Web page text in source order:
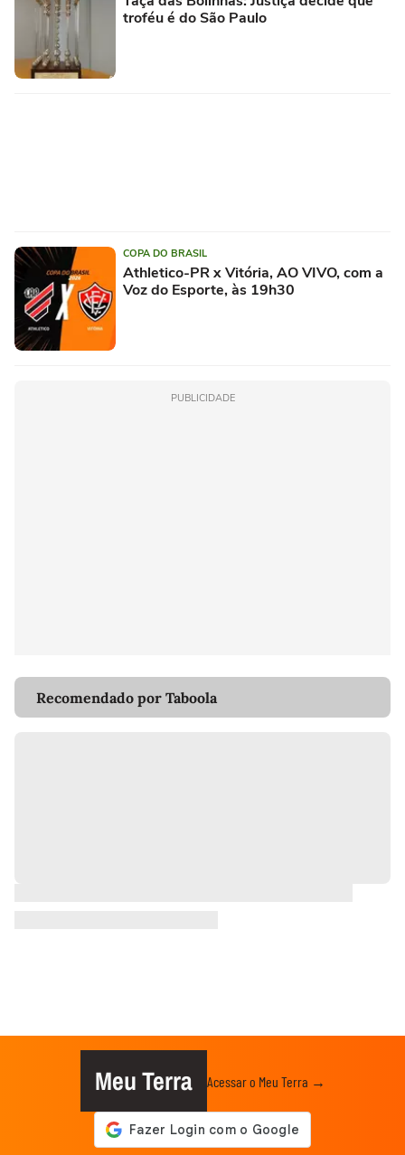
troféu é do São Paulo
COPA DO BRASIL
Athletico-PR x Vitória, AO VIVO, com a
Voz do Esporte, às 19h30
PUBLICIDADE
Recomendado por Taboola
Meu Terra Acessar o Meu Terra →